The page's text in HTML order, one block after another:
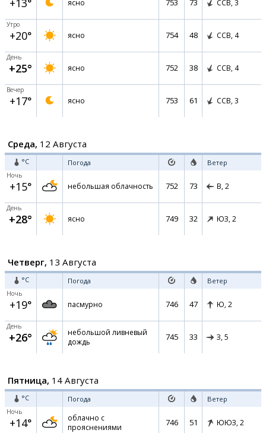
+13° ясно 753 73 ССВ, 3
Утро
+20° ясно 754 48 ССВ, 4
День
+25° ясно 752 38 ССВ, 4
Вечер
+17° ясно 753 61 ССВ, 3
Среда, 12 Августа
°C Погода Ветер
Ночь
+15° небольшая облачность 752 73 В, 2
День
+28° ясно 749 32 ЮЗ, 2
Четверг, 13 Августа
°C Погода Ветер
Ночь
+19° пасмурно 746 47 Ю, 2
День
+26°
небольшой ливневый
дождь
745 33 З, 5
Пятница, 14 Августа
°C Погода Ветер
Ночь
+14°
облачно с
прояснениями
746 51 ЮЮЗ, 2